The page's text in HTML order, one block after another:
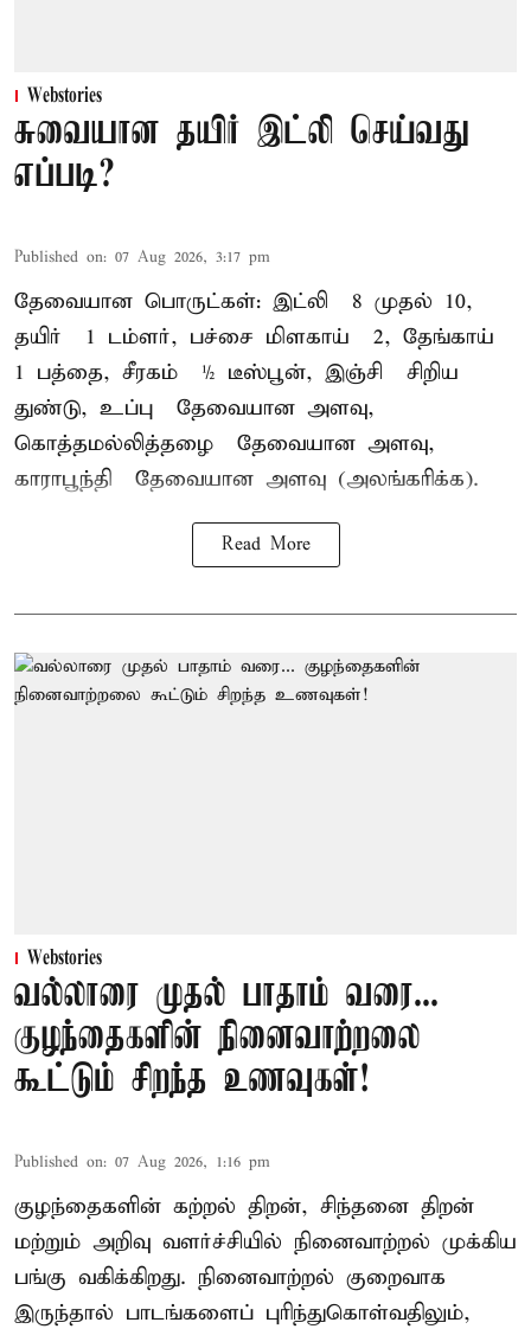
Webstories
சுவையான தயிர் இட்லி செய்வது
எப்படி?
Published on: 07 Aug 2026, 3:17 pm
தேவையான பொருட்கள்: இட்லி – 8 முதல் 10,
தயிர் – 1 டம்ளர், பச்சை மிளகாய் – 2, தேங்காய் –
1 பத்தை, சீரகம் – ½ டீஸ்பூன், இஞ்சி – சிறிய
துண்டு, உப்பு – தேவையான அளவு,
கொத்தமல்லித்தழை – தேவையான அளவு,
காராபூந்தி – தேவையான அளவு (அலங்கரிக்க).
Read More
Webstories
வல்லாரை முதல் பாதாம் வரை...
குழந்தைகளின் நினைவாற்றலை
கூட்டும் சிறந்த உணவுகள்!
Published on: 07 Aug 2026, 1:16 pm
குழந்தைகளின் கற்றல் திறன், சிந்தனை திறன்
மற்றும் அறிவு வளர்ச்சியில் நினைவாற்றல் முக்கிய
பங்கு வகிக்கிறது. நினைவாற்றல் குறைவாக
இருந்தால் பாடங்களைப் புரிந்துகொள்வதிலும்,